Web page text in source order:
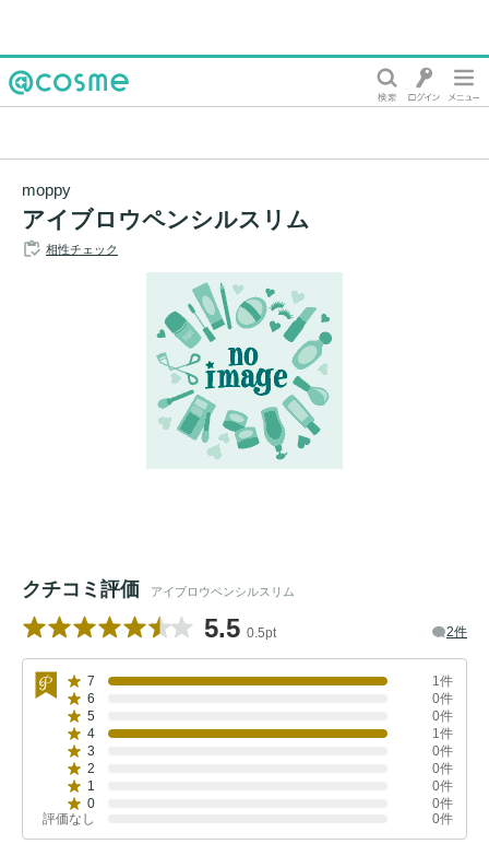
moppy
アイブロウペンシルスリム
相性チェック
クチコミ評価 アイブロウペンシルスリム
5.5 0.5pt 2件
7
1件
6
0件
5
0件
4
1件
3
0件
2
0件
1
0件
0
0件
評価なし
0件